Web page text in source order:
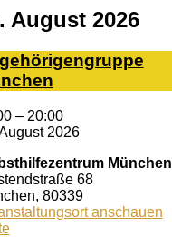
August 2026
– 20:00
2026
München
68
, 80339
anschauen
Selbsthilfezentrum